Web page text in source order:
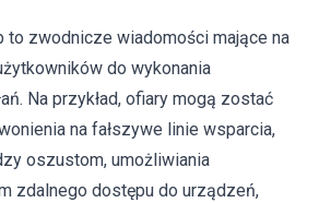
to zwodnicze wiadomości mające na
do wykonania
Na przykład, ofiary mogą zostać
na fałszywe linie wsparcia,
oszustom, umożliwiania
zdalnego dostępu do urządzeń,